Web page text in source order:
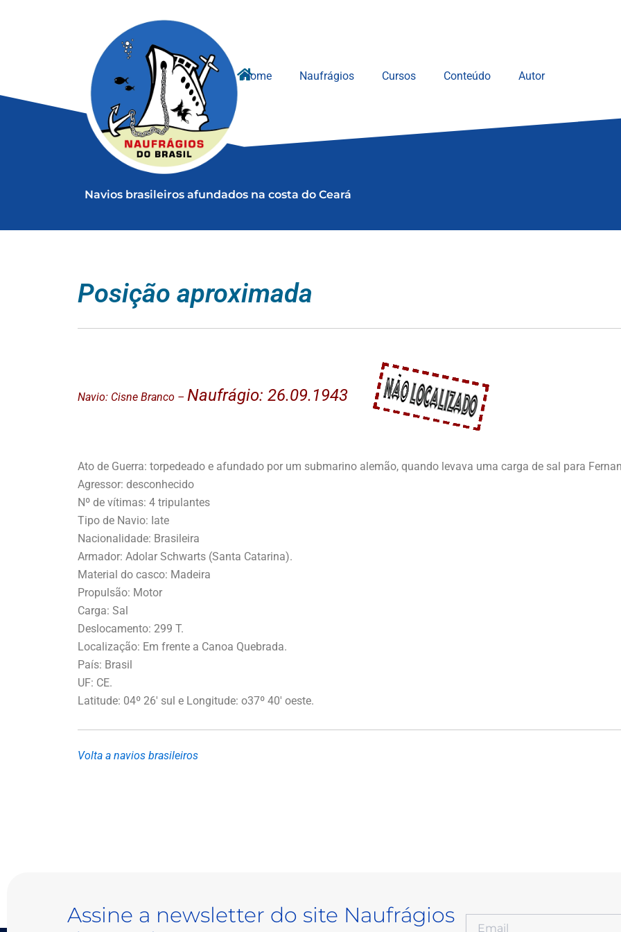
Home
Naufrágios Cursos Conteúdo Autor
Navios brasileiros afundados na costa do Ceará
Posição aproximada
Navio: Cisne Branco – Naufrágio: 26.09.1943
Ato de Guerra: torpedeado e afundado por um submarino alemão, quando levava uma carga de sal para
Agressor: desconhecido
Nº de vítimas: 4 tripulantes
Tipo de Navio: Iate
Nacionalidade: Brasileira
Armador: Adolar Schwarts (Santa Catarina).
Material do casco: Madeira
Propulsão: Motor
Carga: Sal
Deslocamento: 299 T.
Localização: Em frente a Canoa Quebrada.
País: Brasil
UF: CE.
Latitude: 04º 26′ sul e Longitude: o37º 40′ oeste.
Volta a navios brasileiros
Assine a newsletter do site Naufrágios